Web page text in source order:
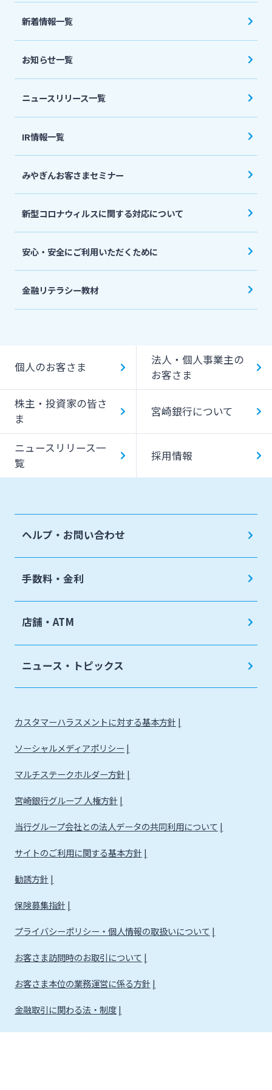
法人・個人事業主のお客さま
宮崎銀行について
ニュースリリース一覧
採用情報
お問い合わせ先一覧
新着情報一覧
お知らせ一覧
ニュースリリース一覧
IR情報一覧
みやぎんお客さまセミナー
新型コロナウィルスに関する対応について
安心・安全にご利用いただくために
金融リテラシー教材
個人のお客さま
法人・個人事業主の
お客さま
株主・投資家の皆さ
ま
宮崎銀行について
ニュースリリース一
覧
採用情報
ヘルプ・お問い合わせ
手数料・金利
店舗・ATM
ニュース・トピックス
カスタマーハラスメントに対する基本方針
ソーシャルメディアポリシー
マルチステークホルダー方針
宮崎銀行グループ 人権方針
当行グループ会社との法人データの共同利用について
サイトのご利用に関する基本方針
勧誘方針
保険募集指針
プライバシーポリシー・個人情報の取扱いについて
お客さま訪問時のお取引について
お客さま本位の業務運営に係る方針
金融取引に関わる法・制度
金融取引に関わる方針